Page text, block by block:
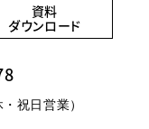
資料
ダウンロード
祝日営業）